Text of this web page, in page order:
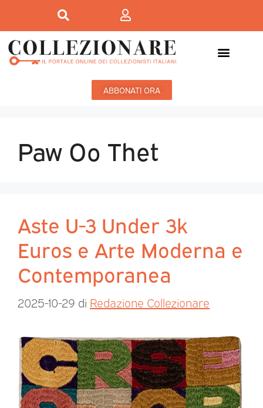
ABBONATI ORA
Paw Oo Thet
Aste U-3 Under 3k
Euros e Arte Moderna e
Contemporanea
2025-10-29 di Redazione Collezionare